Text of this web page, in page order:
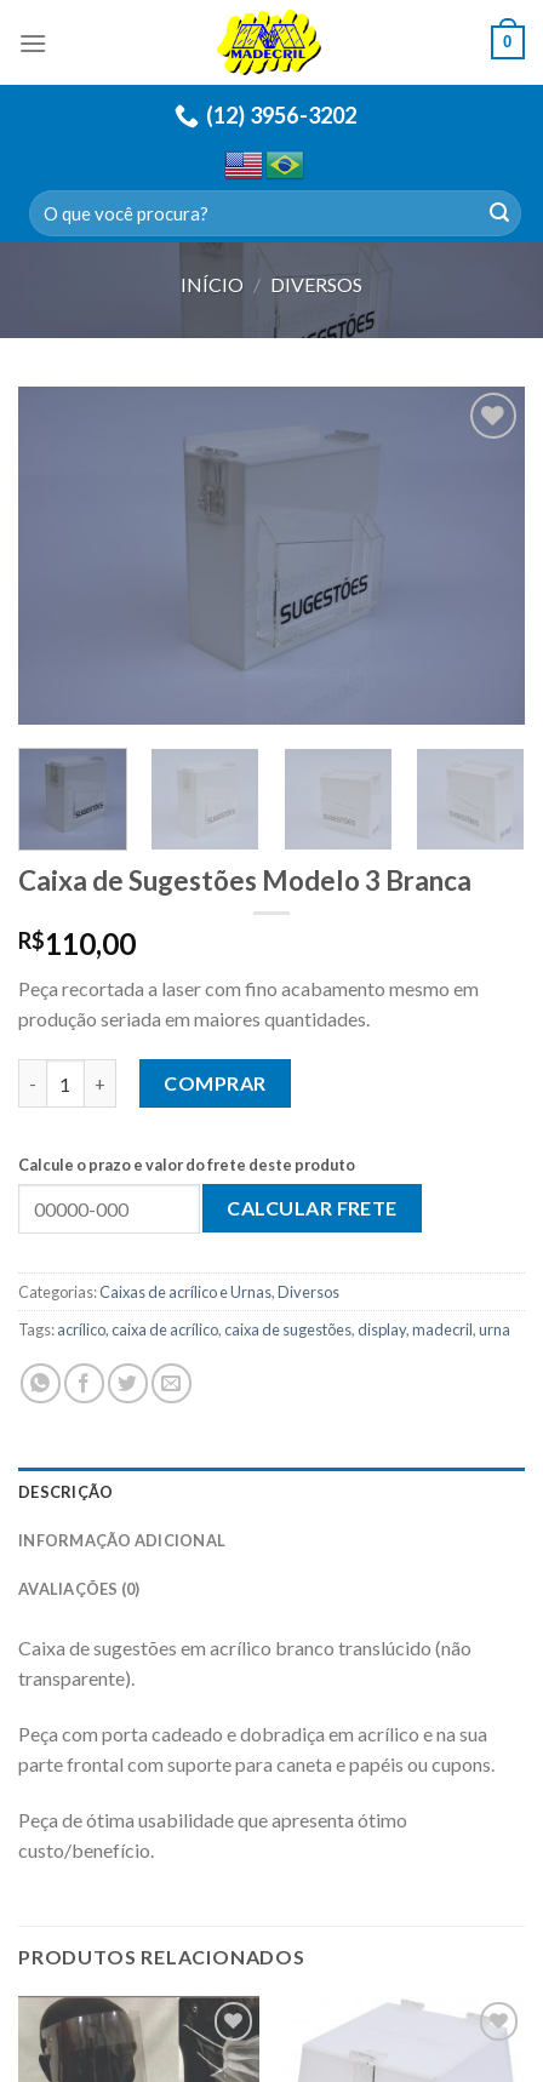
0
(12) 3956-3202
Pesquisar
por:
INÍCIO / DIVERSOS
Caixa de Sugestões Modelo 3 Branca
R$110,00
Peça recortada a laser com fino acabamento mesmo em
produção seriada em maiores quantidades.
COMPRAR
Calcule o prazo e valor do frete deste produto
Categorias:Caixas de acrílico e Urnas,Diversos
Tags:acrílico,caixa de acrílico,caixa de sugestões,display,madecril,urna
DESCRIÇÃO
INFORMAÇÃO ADICIONAL
AVALIAÇÕES (0)
Caixa de sugestões em acrílico branco translúcido (não
transparente).
Peça com porta cadeado e dobradiça em acrílico e na sua
parte frontal com suporte para caneta e papéis ou cupons.
Peça de ótima usabilidade que apresenta ótimo
custo/benefício.
PRODUTOS RELACIONADOS